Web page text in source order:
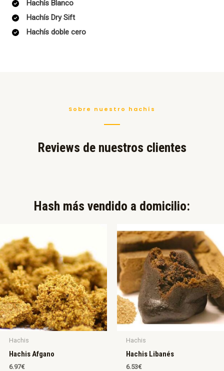
Hachís Blanco
Hachís Dry Sift
Hachís doble cero
Sobre nuestro hachís
Reviews de nuestros clientes
Hash más vendido a domicilio:​
Hachis
Hachis Afgano
6.97€
Hachis
Hachis Libanés
6.53€